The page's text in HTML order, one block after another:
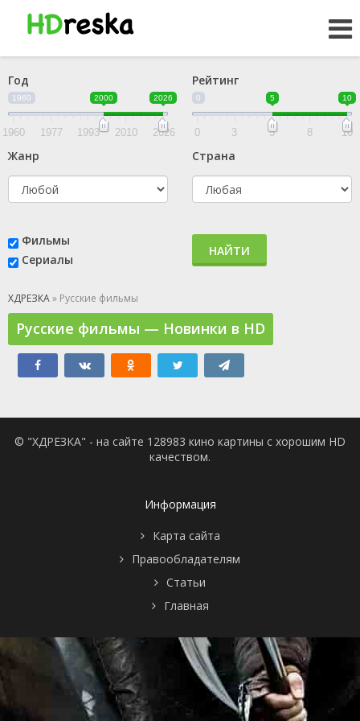
Год
1960 2000 2026
1960 1977 1993 2010 2026
Рейтинг
0 5 10
0 3 5 8 10
Жанр Страна
Фильмы
Сериалы
НАЙТИ
ХДРЕЗКА» Русские фильмы
Русские фильмы — Новинки в HD
© "ХДРЕЗКА" - на сайте 128983 кино картины с хорошим HD
качеством.
Информация
Карта сайта
Правообладателям
Статьи
Главная